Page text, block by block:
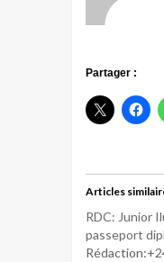
Partager :
Articles
RDC: Junior
passeport